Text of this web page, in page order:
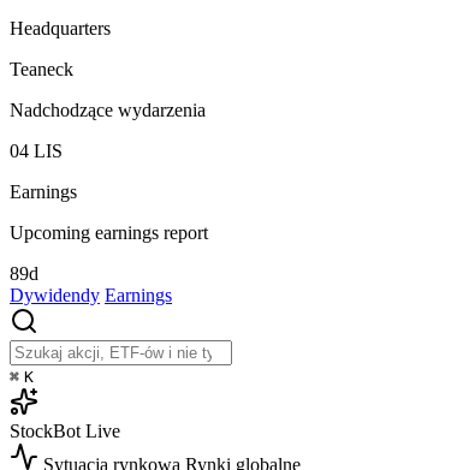
Headquarters
Teaneck
Nadchodzące wydarzenia
04 LIS
Earnings
Upcoming earnings report
89d
Dywidendy Earnings
⌘ K
StockBot Live
Sytuacja rynkowa Rynki globalne